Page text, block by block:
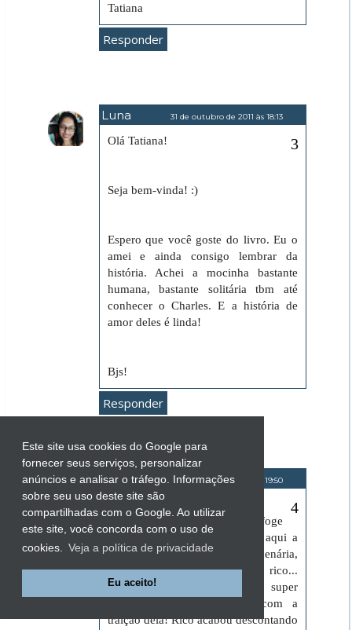
Este site usa cookies do Google para
fornecer seus serviços, personalizar
anúncios e analisar o tráfego. Informações
sobre seu uso deste site são
compartilhadas com o Google. Ao utilizar
este site, você concorda com o uso de
cookies.
Veja a política de privacidade
Eu aceito!
Tatiana
Responder
Luna 31 de outubro de 2011 às 18:13
Olá Tatiana!
Seja bem-vinda! :)
Espero que você goste do livro. Eu o
amei e ainda consigo lembrar da
história. Achei a mocinha bastante
humana, bastante solitária tbm até
conhecer o Charles. E a história de
amor deles é linda!
Bjs!
Responder
Beatriz 10 de abril de 2017 às 19:50
O romance é muito bom, foge
bastante dos clichês. No caso aqui a
mocinha era realmente mercenária,
corria atrás de um marido rico...
Charles era tudo de bom, super
apaixonado, mas magoado com a
traição dela! Rico acabou descontando